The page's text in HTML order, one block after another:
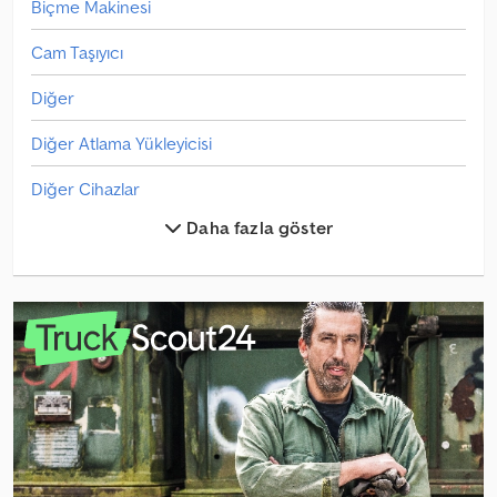
Biçme Makinesi
Cam Taşıyıcı
Diğer
Diğer Atlama Yükleyicisi
Diğer Cihazlar
Diğer Değiştirilebilir Şasi
Diğer Eleme Tesisi
Diğer Jantlar/Tekerlekler/Tekerlekler
Diğer Parçalar Ve Aksesuarlar
Diğer Sabanlar
Diğer Sabit Karıştırma Tesisi
Daha fazla göster